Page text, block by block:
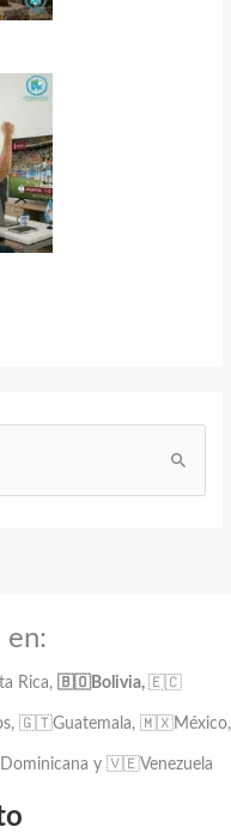
en:
Rica, 🇧🇴Bolivia, 🇪🇨
🇬🇹Guatemala, 🇲🇽México,
y 🇻🇪Venezuela